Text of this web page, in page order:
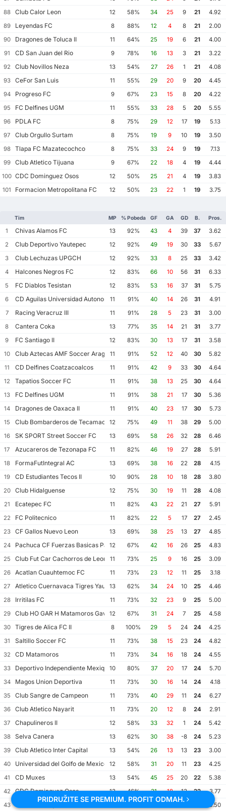
88
Club Calor Leon 12 58% 34 25 9 21
4.92
89
Leyendas FC 8 88% 12 4 8 21
2.00
90
Dragones de Toluca II 11 64% 25 19 6 21
4.00
91
CD San Juan del Rio 9 78% 16 13 3 21
3.22
92
Club Novillos Neza 13 54% 27 26 1 21
4.08
93
CeFor San Luis 11 55% 29 20 9 20
4.45
94
Progreso FC 9 67% 23 15 8 20
4.22
95
FC Delfines UGM 11 55% 33 28 5 20
5.55
96
PDLA FC 8 75% 29 12 17 19
5.13
97
Club Orgullo Surtam 8 75% 19 9 10 19
3.50
98
Tlapa FC Mazatecochco 8 75% 33 24 9 19
7.13
99
Club Atletico Tijuana 9 67% 22 18 4 19
4.44
100 CDC Dominguez Osos 12 50% 25 21 4 19
3.83
101
Formacion Metropolitana FC 12 50% 23 22 1 19 3.75
Tim MP % Pobeda GF GA GD B. Pros.
1 Chivas Alamos FC 13 92% 43 4 39 37
3.62
2
Club Deportivo Yautepec 12 92% 49 19 30 33
5.67
3
Club Lechuzas UPGCH 12 92% 33 8 25 33
3.42
4
Halcones Negros FC 12 83% 66 10 56 31
6.33
5
FC Diablos Tesistan 12 83% 53 16 37 31
5.75
6
CD Aguilas Universidad Autonoma de Guerrero
11 91% 40 14 26 31
4.91
7
Racing Veracruz III 11 91% 28 5 23 31
3.00
8
Cantera Coka 13 77% 35 14 21 31
3.77
9
FC Santiago II 12 83% 30 13 17 31
3.58
10
Club Aztecas AMF Soccer Aragon11 91% 52 12 40 30
5.82
11
CD Delfines Coatzacoalcos 11 91% 42 9 33 30
4.64
12
Tapatios Soccer FC 11 91% 38 13 25 30
4.64
13
FC Delfines UGM 11 91% 38 21 17 30
5.36
14
Dragones de Oaxaca II 11 91% 40 23 17 30
5.73
15
Club Bombarderos de Tecamac 12 75% 49 11 38 29
5.00
16
SK SPORT Street Soccer FC 13 69% 58 26 32 28
6.46
17
Azucareros de Tezonapa FC 11 82% 46 19 27 28
5.91
18
FormaFutIntegral AC 13 69% 38 16 22 28
4.15
19
CD Estudiantes Tecos II 10 90% 28 10 18 28
3.80
20
Club Hidalguense 12 75% 30 19 11 28
4.08
21
Ecatepec FC 11 82% 43 22 21 27
5.91
22
FC Politecnico 11 82% 22 5 17 27
2.45
23
CF Gallos Nuevo Leon 13 69% 38 25 13 27
4.85
24
Pachuca CF Fuerzas Basicas Pachuca CF III
12 67% 42 16 26 25
4.83
25
Club Fut Car Cachorros de Leon 11 73% 25 9 16 25
3.09
26
Acatlan Cuauhtemoc FC 11 73% 23 12 11 25
3.18
27
Atletico Cuernavaca Tigres Yautepec
13 62% 34 24 10 25
4.46
28
Irritilas FC 11 73% 32 23 9 25
5.00
29
Club HO GAR H Matamoros Gavilanes FC Matamoros II
12 67% 31 24 7 25
4.58
30
Tigres de Alica FC II 8 100% 29 5 24 24
4.25
31
Saltillo Soccer FC 11 73% 38 15 23 24
4.82
32
CD Matamoros 11 73% 34 16 18 24
4.55
33
Deportivo Independiente Mexiquense
10 80% 37 20 17 24
5.70
34
Magos Union Deportiva 11 73% 30 16 14 24
4.18
35
Club Sangre de Campeon 11 73% 40 29 11 24
6.27
36
Club Atletico Nayarit 11 73% 20 12 8 24
2.91
37
Chapulineros II 12 58% 33 32 1 24
5.42
38
Selva Canera 13 62% 30 38 -8 24
5.23
39
Club Atletico Inter Capital 13 54% 26 13 13 23
3.00
40
Universidad del Golfo de Mexico FC
12 58% 31 20 11 23
4.25
41
CD Muxes 13 54% 45 25 20 22
5.38
42 CDC Dominguez Osos 13 46% 31 18 13 22
3.77
43 Leones Huixquilucan FC 12 3.50
PRIDRUŽITE SE PREMIUM. PROFIT ODMAH.